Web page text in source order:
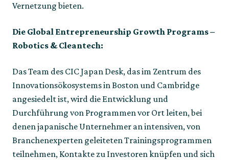
Vernetzung bieten.
Die Global Entrepreneurship Growth Programs –
Robotics & Cleantech:
Das Team des CIC Japan Desk, das im Zentrum des
Innovationsökosystems in Boston und Cambridge
angesiedelt ist, wird die Entwicklung und
Durchführung von Programmen vor Ort leiten, bei
denen japanische Unternehmer an intensiven, von
Branchenexperten geleiteten Trainingsprogrammen
teilnehmen, Kontakte zu Investoren knüpfen und sich